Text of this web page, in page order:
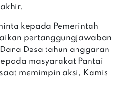
kepada Pemerintah
pertanggungjawaban
Desa tahun anggaran
masyarakat Pantai
memimpin aksi, Kamis